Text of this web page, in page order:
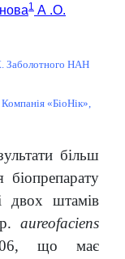
1 А .О.
К. Заболотного НАН
«БіоНік»,
більш
біопрепарату
двох штамів
aureofaciens
що має